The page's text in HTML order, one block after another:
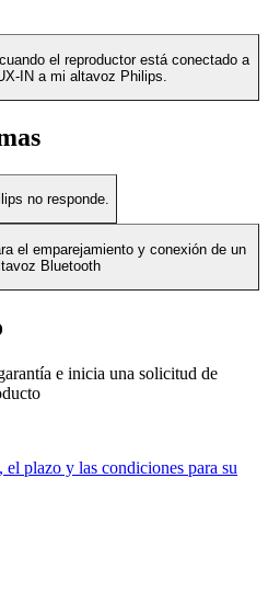
el reproductor está conectado a
IN a mi altavoz Philips.
no responde.
el emparejamiento y conexión de un
Bluetooth
e inicia una solicitud de
plazo y las condiciones para su